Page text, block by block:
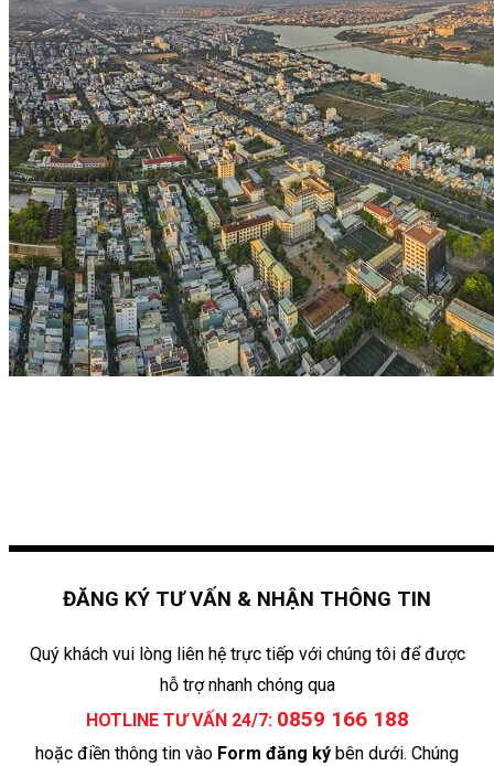
ĐĂNG KÝ TƯ VẤN & NHẬN THÔNG TIN
Quý khách vui lòng liên hệ trực tiếp với chúng tôi để được
hỗ trợ nhanh chóng qua
HOTLINE TƯ VẤN 24/7: 0859 166 188
hoặc điền thông tin vào Form đăng ký bên dưới. Chúng